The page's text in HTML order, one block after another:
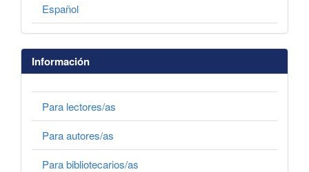
Español
Información
Para lectores/as
Para autores/as
Para bibliotecarios/as